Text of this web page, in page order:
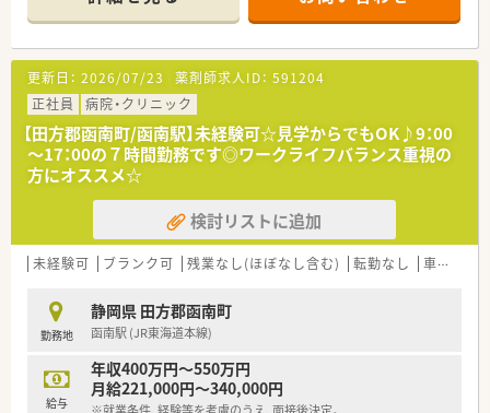
更新日： 2026/07/23 薬剤師求人ID： 591204
正社員
病院・クリニック
【田方郡函南町/函南駅】未経験可☆見学からでもOK♪9：00
～17：00の７時間勤務です◎ワークライフバランス重視の
方にオススメ☆
検討リストに追加
未経験可 ブランク可 残業なし(ほぼなし含む) 転勤なし 車通勤可
勤務地
静岡県 田方郡函南町
函南駅 (JR東海道本線)
給与
年収400万円～550万円
月給221,000円～340,000円